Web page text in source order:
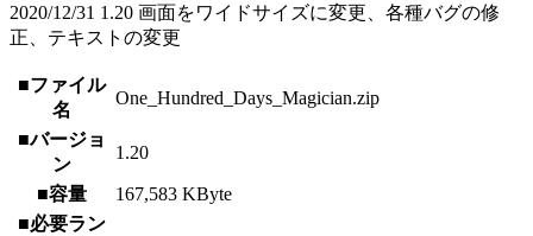
2020/12/31 1.20 画面をワイドサイズに変更、各種バグの修
正、テキストの変更
■ファイル
名
One_Hundred_Days_Magician.zip
■バージョ
ン
1.20
■容量
167,583 KByte
■必要ラン